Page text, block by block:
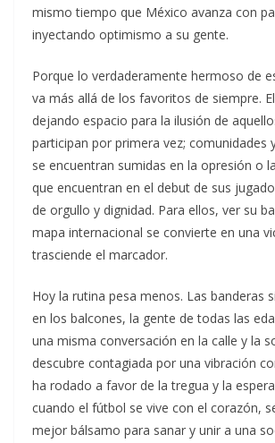
mismo tiempo que México avanza con
inyectando optimismo a su gente.
Porque lo verdaderamente hermoso de
va más allá de los favoritos de siempre.
dejando espacio para la ilusión de
participan por primera vez; comunidades
se encuentran sumidas en la opresión o
que encuentran en el debut de sus
de orgullo y dignidad. Para ellos, ver su
mapa internacional se convierte en una
trasciende el marcador.
Hoy la rutina pesa menos. Las banderas
en los balcones, la gente de todas las
una misma conversación en la calle y la
descubre contagiada por una vibración
ha rodado a favor de la tregua y la
cuando el fútbol se vive con el corazón,
mejor bálsamo para sanar y unir a una